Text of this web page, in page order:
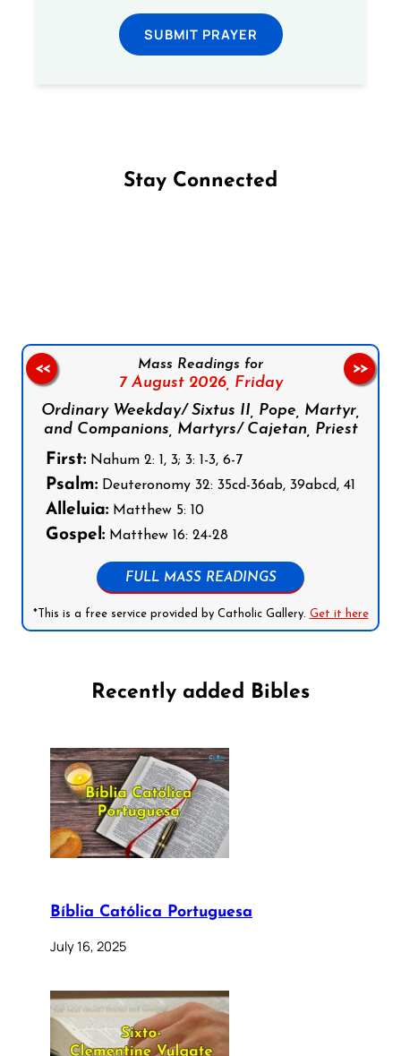
SUBMIT PRAYER
Stay Connected
Mass Readings for
7 August 2026, Friday
Ordinary Weekday/ Sixtus II, Pope, Martyr,
and Companions, Martyrs/ Cajetan, Priest
First: Nahum 2: 1, 3; 3: 1-3, 6-7
Psalm: Deuteronomy 32: 35cd-36ab, 39abcd, 41
Alleluia: Matthew 5: 10
Gospel: Matthew 16: 24-28
FULL MASS READINGS
*This is a free service provided by Catholic Gallery. Get it here
<< >>
Recently added Bibles
Bíblia Católica Portuguesa
July 16, 2025